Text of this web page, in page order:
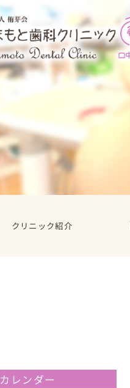
クリニック紹介
カレンダー